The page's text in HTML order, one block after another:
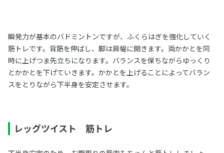
瞬発力が基本のバドミントンですが、ふくらはぎを強化していく
筋トレです。背筋を伸ばし、脚は肩幅に開きます。両かかとを同
時に上げつま先立ちになります。バランスを保ちながらゆっくり
とかかとを下げていきます。かかとを上げることによってバラン
スをとりながら下半身を安定させます。
レッグツイスト 筋トレ